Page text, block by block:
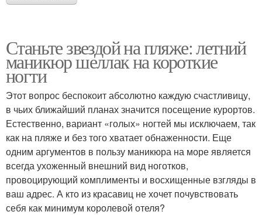
Станьте звездой на пляже: летний
маникюр шеллак на короткие
ногти
Этот вопрос беспокоит абсолютно каждую счастливицу,
в чьих ближайший планах значится посещение курортов.
Естественно, вариант «голых» ногтей мы исключаем, так
как на пляже и без того хватает обнаженности. Еще
одним аргументов в пользу маникюра на море является
всегда ухоженный внешний вид ноготков,
провоцирующий комплименты и восхищенные взгляды в
ваш адрес. А кто из красавиц не хочет почувствовать
себя как минимум королевой отеля?